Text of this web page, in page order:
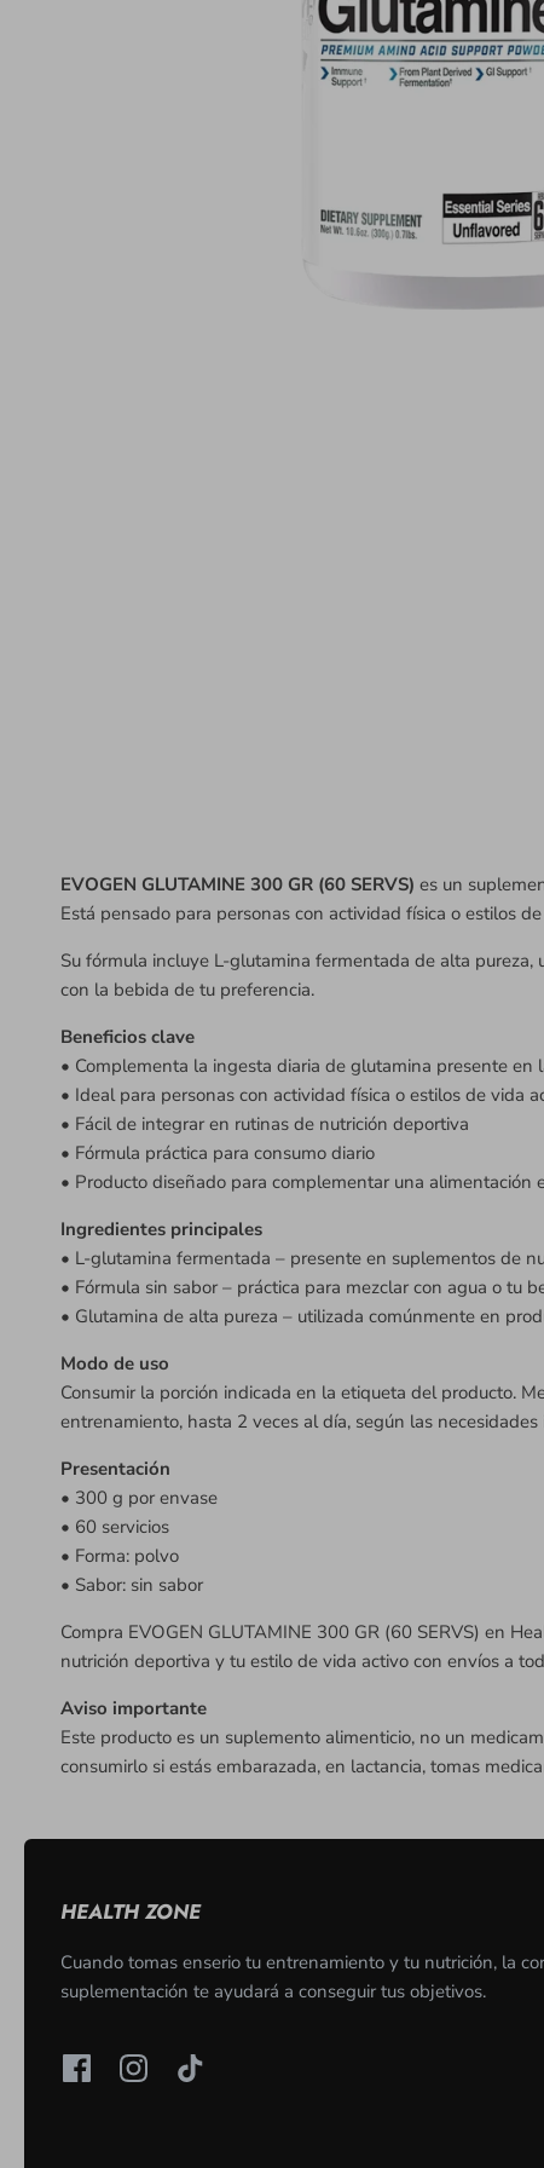
EVOGEN GLUTAMINE 300 GR (60 SERVS) es un
Está pensado para personas con actividad física o estilos
Su fórmula incluye L-glutamina fermentada de alta
con la bebida de tu preferencia.
Beneficios clave
• Complementa la ingesta diaria de glutamina presente en
• Ideal para personas con actividad física o estilos de vida
• Fácil de integrar en rutinas de nutrición deportiva
• Fórmula práctica para consumo diario
• Producto diseñado para complementar una alimentación
Ingredientes principales
• L-glutamina fermentada – presente en suplementos de
• Fórmula sin sabor – práctica para mezclar con agua o tu
• Glutamina de alta pureza – utilizada comúnmente en
Modo de uso
Consumir la porción indicada en la etiqueta del producto.
entrenamiento, hasta 2 veces al día, según las
Presentación
• 300 g por envase
• 60 servicios
• Forma: polvo
• Sabor: sin sabor
Compra EVOGEN GLUTAMINE 300 GR (60 SERVS) en
nutrición deportiva y tu estilo de vida activo con envíos a
Aviso importante
Este producto es un suplemento alimenticio, no un
consumirlo si estás embarazada, en lactancia, tomas
HEALTH ZONE
Cuando tomas enserio tu entrenamiento y tu nutrición, la
suplementación te ayudará a conseguir tus objetivos.